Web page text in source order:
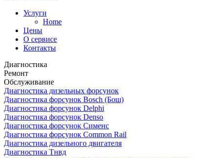
Услуги
Home
Цены
О сервисе
Контакты
Диагностика
Ремонт
Обслуживание
Диагностика дизельных форсунок
Диагностика форсунок Bosch (Бош)
Диагностика форсунок Delphi
Диагностика форсунок Denso
Диагностика форсунок Сименс
Диагностика форсунок Common Rail
Диагностика дизельного двигателя
Диагностика Тнвд